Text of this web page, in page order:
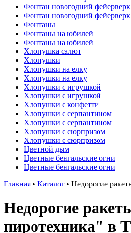
Фонтан новогодний фейерверк
Фонтан новогодний фейерверк
Фонтаны
Фонтаны на юбилей
Фонтаны на юбилей
Хлопушка салют
Хлопушки
Хлопушки на елку
Хлопушки на елку
Хлопушки с игрушкой
Хлопушки с игрушкой
Хлопушки с конфетти
Хлопушки с серпантином
Хлопушки с серпантином
Хлопушки с сюрпризом
Хлопушки с сюрпризом
Цветной дым
Цветные бенгальские огни
Цветные бенгальские огни
Главная • Каталог • Недорогие
Недорогие
пиротехника" в